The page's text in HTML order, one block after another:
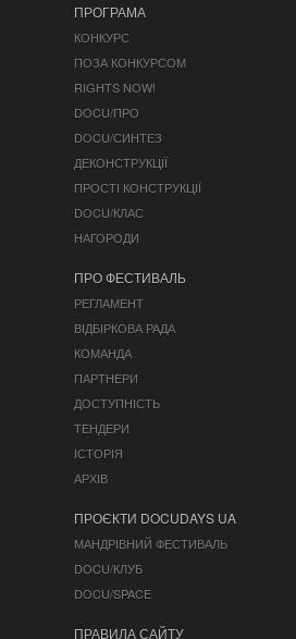
ПРОГРАМА
КОНКУРС
ПОЗА КОНКУРСОМ
RIGHTS NOW!
DOCU/ПРО
DOCU/СИНТЕЗ
ДЕКОНСТРУКЦІЇ
ПРОСТІ КОНСТРУКЦІЇ
DOCU/КЛАС
НАГОРОДИ
ПРО ФЕСТИВАЛЬ
РЕГЛАМЕНТ
ВІДБІРКОВА РАДА
КОМАНДА
ПАРТНЕРИ
ДОСТУПНІСТЬ
ТЕНДЕРИ
ІСТОРІЯ
АРХІВ
ПРОЄКТИ DOCUDAYS UA
МАНДРІВНИЙ ФЕСТИВАЛЬ
DOCU/КЛУБ
DOCU/SPACE
ПРАВИЛА САЙТУ